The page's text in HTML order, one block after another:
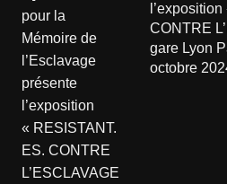
CONTRE
gare Lyon
octobre